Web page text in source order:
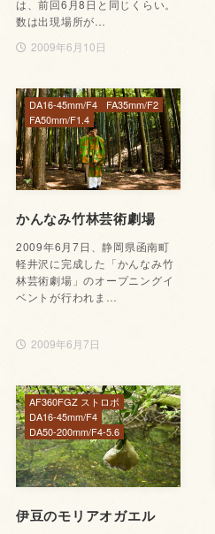
は、前回6月8日と同じくらい。
数は出現場所が…
2009年6月10日
かんなみ竹林芸術劇場
2009年6月7日、静岡県函南町
軽井沢に完成した「かんなみ竹
林芸術劇場」のオープニングイ
ベントが行われま…
2009年6月7日
DA16-45mm/F4
FA35mm/F2
FA50mm/F1.4
伊豆のモリアオガエル
AF360FGZ ストロボ
DA16-45mm/F4
DA50-200mm/F4-5.6